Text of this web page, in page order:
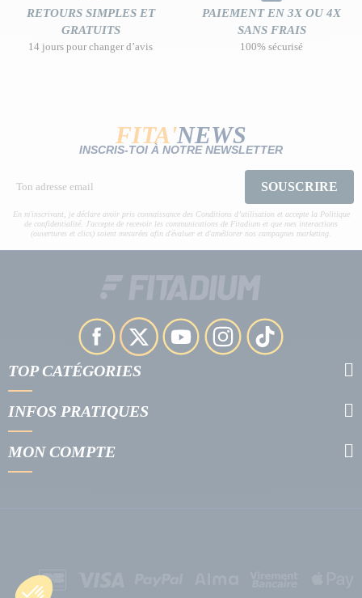
RETOURS SIMPLES ET
GRATUITS
14 jours pour changer d’avis
PAIEMENT EN 3X OU 4X
SANS FRAIS
100% sécurisé
FITA'NEWS
INSCRIS-TOI À NOTRE NEWSLETTER
SOUSCRIRE
En m'inscrivant, je déclare avoir pris connaissance des Conditions d’utilisation et accepte la Politique
de confidentialité. J'accepte de recevoir les communications de Fitadium et que mes interactions
(ouvertures et clics) soient mesurées afin d'évaluer et d'améliorer nos campagnes marketing.
TOP CATÉGORIES
INFOS PRATIQUES
MON COMPTE